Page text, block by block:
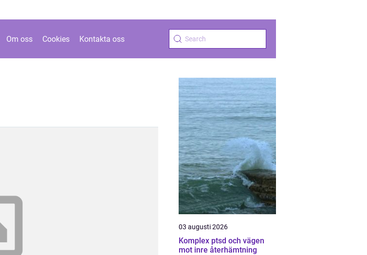
Om oss Cookies Kontakta oss
03 augusti 2026
Komplex ptsd och vägen
mot inre återhämtning